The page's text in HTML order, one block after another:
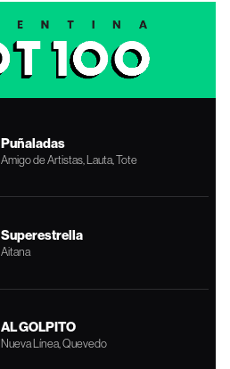
Puñaladas
Amigo de Artistas, Lauta, Tote
Superestrella
Aitana
AL GOLPITO
Nueva Línea, Quevedo